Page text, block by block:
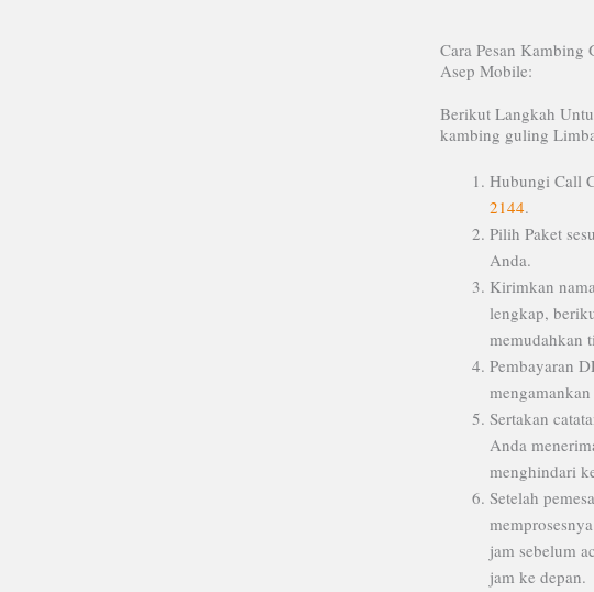
Cara Pesan
Asep Mobile:
Berikut Langkah
kambing guling
Hubungi Call
2144.
Pilih Paket
Anda.
Kirimkan
lengkap,
memudahkan
Pembayaran
Sertakan
Anda
menghindari
Setelah
jam sebelum
jam ke depan.